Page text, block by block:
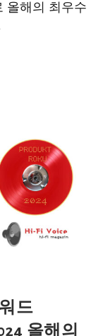
올해의 최우수
드
올해의